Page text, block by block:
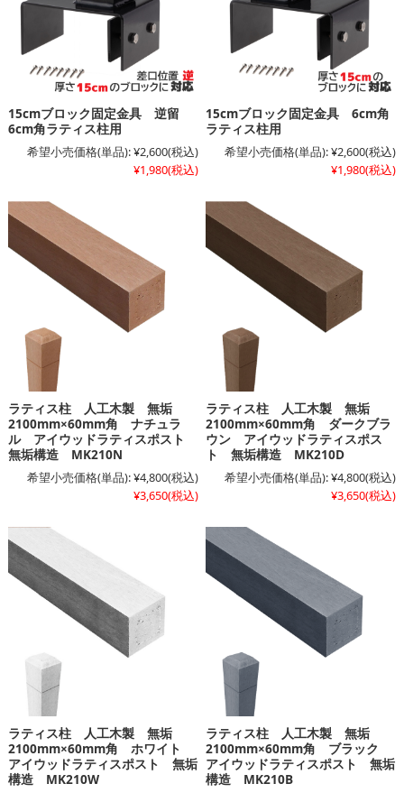
15cmブロック固定金具 逆留
6cm角ラティス柱用
希望小売価格(単品):¥2,600(税込)
¥1,980(税込)
15cmブロック固定金具 6cm角
ラティス柱用
希望小売価格(単品):¥2,600(税込)
¥1,980(税込)
ラティス柱 人工木製 無垢
2100mm×60mm角 ナチュラ
ル アイウッドラティスポスト
無垢構造 MK210N
希望小売価格(単品):¥4,800(税込)
¥3,650(税込)
ラティス柱 人工木製 無垢
2100mm×60mm角 ダークブラ
ウン アイウッドラティスポス
ト 無垢構造 MK210D
希望小売価格(単品):¥4,800(税込)
¥3,650(税込)
ラティス柱 人工木製 無垢
2100mm×60mm角 ホワイト
アイウッドラティスポスト 無垢
構造 MK210W
ラティス柱 人工木製 無垢
2100mm×60mm角 ブラック
アイウッドラティスポスト 無垢
構造 MK210B